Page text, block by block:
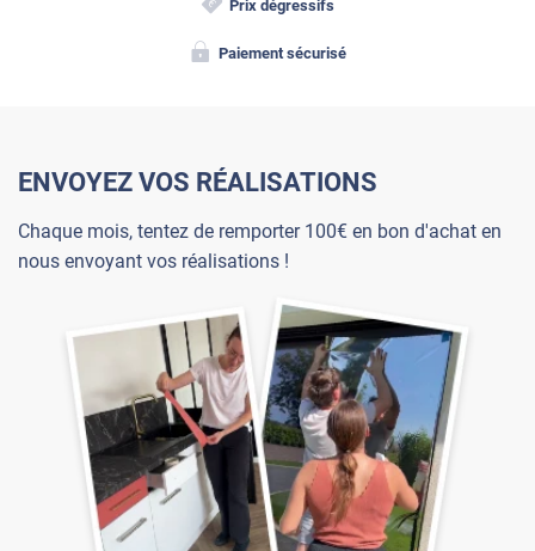
Prix dégressifs
Paiement sécurisé
ENVOYEZ VOS RÉALISATIONS
Chaque mois, tentez de remporter 100€ en bon d'achat en
nous envoyant vos réalisations !